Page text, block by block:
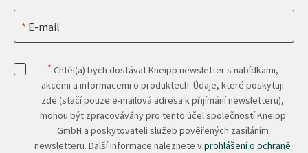
E-mail
* Chtěl(a) bych dostávat Kneipp newsletter s nabídkami,
akcemi a informacemi o produktech. Údaje, které poskytuji
zde (stačí pouze e-mailová adresa k přijímání newsletteru),
mohou být zpracovávány pro tento účel společností Kneipp
GmbH a poskytovateli služeb pověřených zasíláním
newsletteru. Další informace naleznete vprohlášení o ochraně